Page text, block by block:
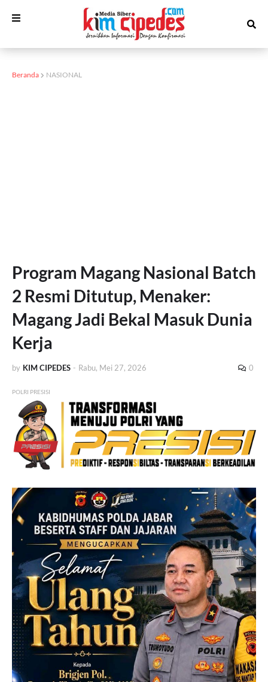
Beranda NASIONAL
Program Magang Nasional Batch
2 Resmi Ditutup, Menaker:
Magang Jadi Bekal Masuk Dunia
Kerja
by KIM CIPEDES - Rabu, Mei 27, 2026 0
POLRI PRESISI